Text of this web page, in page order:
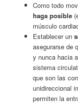
Como todo
haga posible
músculo
Establecer un
asegurarse de
y nunca hacia
sistema
que son las
unidireccional
permiten la